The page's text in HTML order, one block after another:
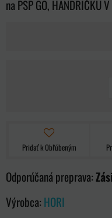
na PSP GO, HANDRIČKU
Pridať k Obľúbeným
Výrobca: HORI